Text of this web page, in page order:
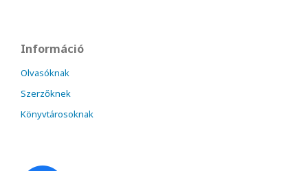
Információ
Olvasóknak
Szerzőknek
Könyvtárosoknak